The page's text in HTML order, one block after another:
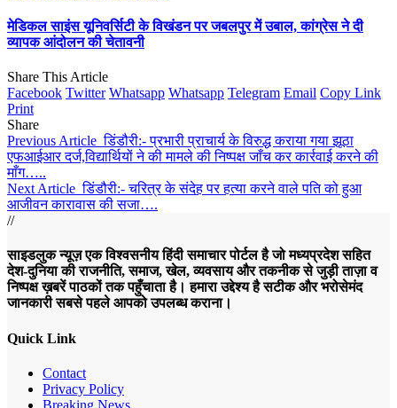
मेडिकल साइंस यूनिवर्सिटी के विखंडन पर जबलपुर में उबाल, कांग्रेस ने दी
व्यापक आंदोलन की चेतावनी
Share This Article
Facebook Twitter Whatsapp Whatsapp Telegram Email Copy Link
Print
Share
Previous Article डिंडौरी:- प्रभारी प्राचार्य के विरुद्ध कराया गया झूठा
एफआईआर दर्ज,विद्यार्थियों ने की मामले की निष्पक्ष जाँच कर कार्रवाई करने की
माँग…..
Next Article डिंडौरी:- चरित्र के संदेह पर हत्‍या करने वाले पति को हुआ
आजीवन कारावास की सजा….
//
साइडलुक न्यूज़ एक विश्वसनीय हिंदी समाचार पोर्टल है जो मध्यप्रदेश सहित
देश-दुनिया की राजनीति, समाज, खेल, व्यवसाय और तकनीक से जुड़ी ताज़ा व
निष्पक्ष ख़बरें पाठकों तक पहुँचाता है। हमारा उद्देश्य है सटीक और भरोसेमंद
जानकारी सबसे पहले आपको उपलब्ध कराना।
Quick Link
Contact
Privacy Policy
Breaking News